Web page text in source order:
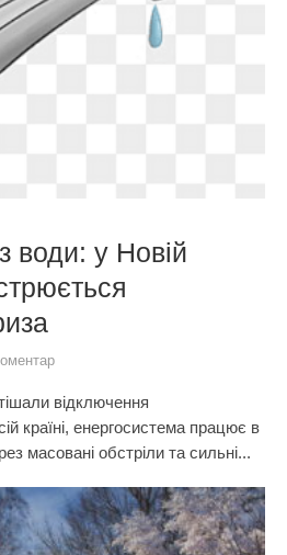
води: у Новій
відключення
країні, енергосистема працює в
масовані обстріли та сильні...